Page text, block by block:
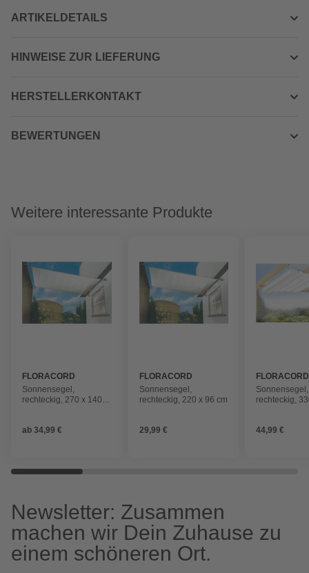
ARTIKELDETAILS
HINWEISE ZUR LIEFERUNG
HERSTELLERKONTAKT
BEWERTUNGEN
Weitere interessante Produkte
FLORACORD
Sonnensegel,
rechteckig, 270 x 140
ab 34,99 €
FLORACORD
Sonnensegel,
rechteckig, 220 x 96 cm
29,99 €
FLORACORD
Sonnensegel,
rechteckig,
44,99 €
Newsletter: Zusammen
machen wir Dein Zuhause zu
einem schöneren Ort.